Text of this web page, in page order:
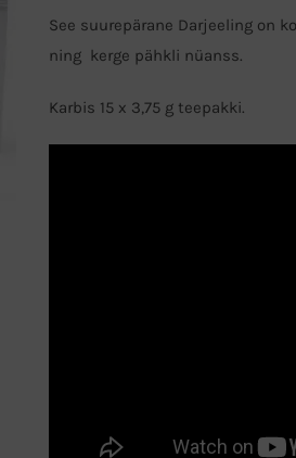
See suurepärane Darjeeling on
ning kerge pähkli nüanss.
Karbis 15 x 3,75 g teepakki.